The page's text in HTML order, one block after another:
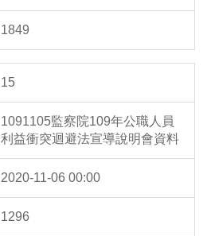
1849
15
1091105監察院109年公職人員
利益衝突迴避法宣導說明會資料
2020-11-06 00:00
1296